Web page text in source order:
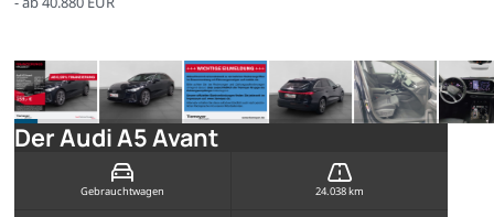
Der Audi A5 Avant
Gebrauchtwagen 24.038 km